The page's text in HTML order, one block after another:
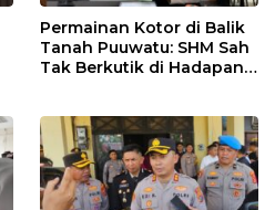
Permainan Kotor di Balik
Tanah Puuwatu: SHM Sah
Tak Berkutik di Hadapan